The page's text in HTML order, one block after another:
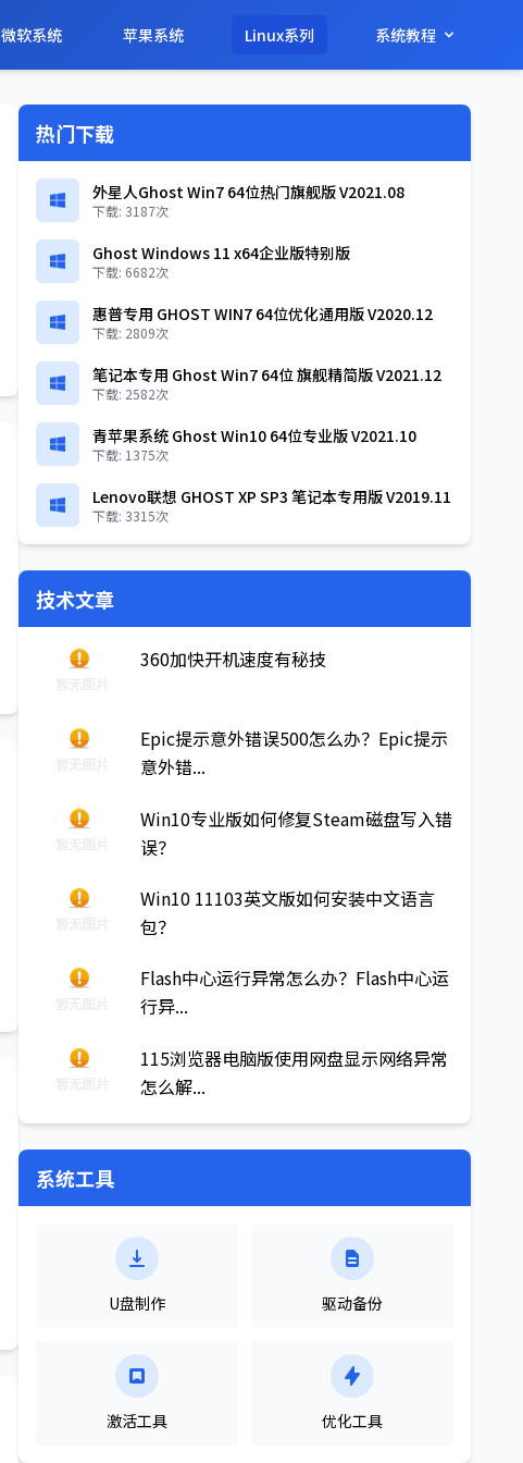
微软系统 苹果系统 Linux系列 系统教程
热门下载
外星人Ghost Win7 64位热门旗舰版 V2021.08
下载: 3187次
Ghost Windows 11 x64企业版特别版
下载: 6682次
惠普专用 GHOST WIN7 64位优化通用版 V2020.12
下载: 2809次
笔记本专用 Ghost Win7 64位 旗舰精简版 V2021.12
下载: 2582次
青苹果系统 Ghost Win10 64位专业版 V2021.10
下载: 1375次
Lenovo联想 GHOST XP SP3 笔记本专用版 V2019.11
下载: 3315次
技术文章
360加快开机速度有秘技
Epic提示意外错误500怎么办？Epic提示
意外错...
Win10专业版如何修复Steam磁盘写入错
误？
Win10 11103英文版如何安装中文语言
包？
Flash中心运行异常怎么办？Flash中心运
行异...
115浏览器电脑版使用网盘显示网络异常
怎么解...
系统工具
U盘制作 驱动备份
激活工具 优化工具